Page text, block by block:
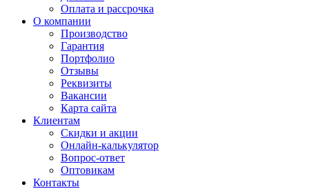
Оплата и рассрочка
О компании
Производство
Гарантия
Портфолио
Отзывы
Реквизиты
Вакансии
Карта сайта
Клиентам
Скидки и акции
Онлайн-калькулятор
Вопрос-ответ
Оптовикам
Контакты